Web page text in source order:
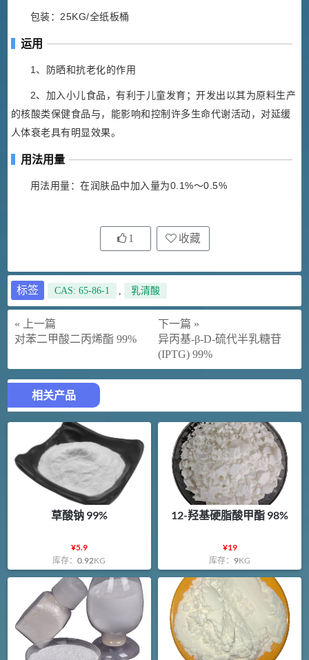
包装：25KG/全纸板桶
运用
1、防晒和抗老化的作用
2、加入小儿食品，有利于儿童发育；开发出以其为原料生产
的核酸类保健食品与，能影响和控制许多生命代谢活动，对延缓
人体衰老具有明显效果。
用法用量
用法用量：在润肤品中加入量为0.1%～0.5%
1 收藏
标签 CAS: 65-86-1 , 乳清酸
« 上一篇
对苯二甲酸二丙烯酯 99%
下一篇 »
异丙基-β-D-硫代半乳糖苷
(IPTG) 99%
相关产品
草酸钠 99%
¥5.9
库存：0.92KG
12-羟基硬脂酸甲酯 98%
¥19
库存： 9KG